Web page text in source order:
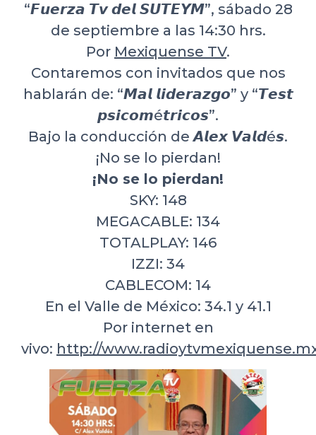
TRANSPARENCIA
“𝙁𝙪𝙚𝙧𝙯𝙖 𝙏𝙫 𝙙𝙚𝙡 𝙎𝙐𝙏𝙀𝙔𝙈”, sábado 28
de septiembre a las 14:30 hrs.
Por Mexiquense TV.
Contaremos con invitados que nos
hablarán de: “𝙈𝙖𝙡 𝙡𝙞𝙙𝙚𝙧𝙖𝙯𝙜𝙤” y “𝙏𝙚𝙨𝙩
𝙥𝙨𝙞𝙘𝙤𝙢é𝙩𝙧𝙞𝙘𝙤𝙨”.
Bajo la conducción de 𝘼𝙡𝙚𝙭 𝙑𝙖𝙡𝙙é𝙨.
¡No se lo pierdan!
¡No se lo pierdan!
SKY: 148
MEGACABLE: 134
TOTALPLAY: 146
IZZI: 34
CABLECOM: 14
En el Valle de México: 34.1 y 41.1
Por internet en
vivo: http://